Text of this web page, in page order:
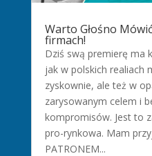
Warto Głośno
firmach!
Dziś swą premierę ma
jak w polskich realiach
zyskownie, ale też w
zarysowanym celem i
kompromisów. Jest to
pro-rynkowa. Mam
PATRONEM...